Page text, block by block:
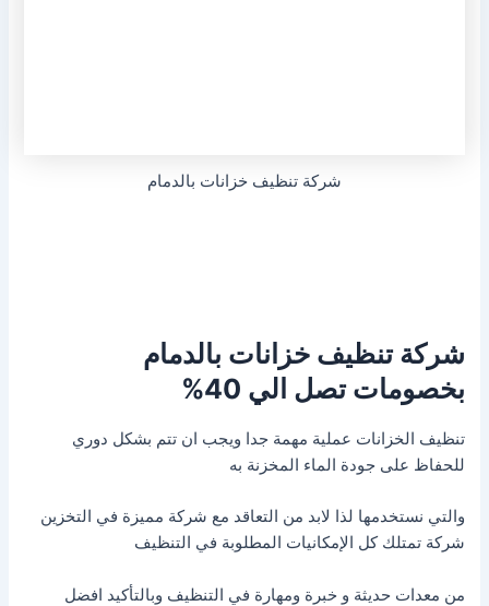
شركة تنظيف خزانات بالدمام
شركة تنظيف خزانات بالدمام
بخصومات تصل الي 40%
تنظيف الخزانات عملية مهمة جدا ويجب ان تتم بشكل دوري
للحفاظ على جودة الماء المخزنة به
والتي نستخدمها لذا لابد من التعاقد مع شركة مميزة في التخزين
شركة تمتلك كل الإمكانيات المطلوبة في التنظيف
من معدات حديثة و خبرة ومهارة في التنظيف وبالتأكيد افضل